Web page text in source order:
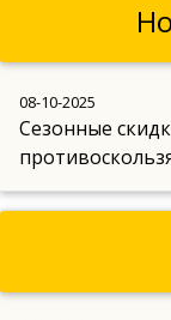
08-10-2025
Сезонные